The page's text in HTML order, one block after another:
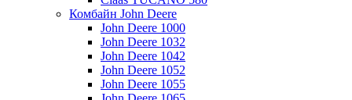
Комбайн John Deere
John Deere 1000
John Deere 1032
John Deere 1042
John Deere 1052
John Deere 1055